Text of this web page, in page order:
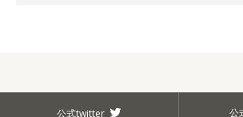
公式twitter 公